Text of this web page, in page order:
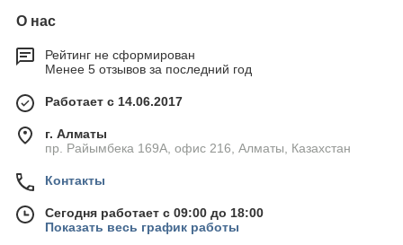
О нас
Рейтинг не сформирован
Менее 5 отзывов за последний год
Работает с 14.06.2017
г. Алматы
пр. Райымбека 169А, офис 216, Алматы, Казахстан
Контакты
Сегодня работает с 09:00 до 18:00
Показать весь график работы